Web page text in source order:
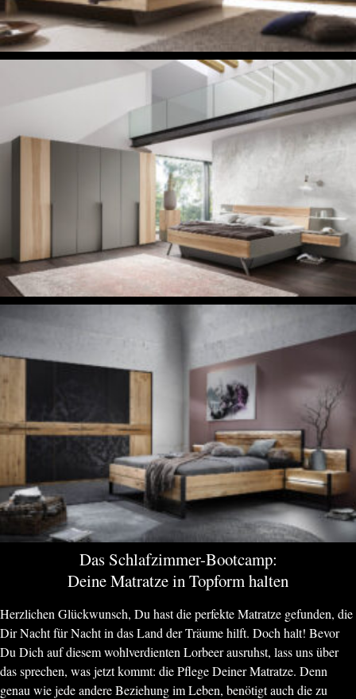
Das Schlafzimmer-Bootcamp:
Deine Matratze in Topform halten
Herzlichen Glückwunsch, Du hast die perfekte Matratze gefunden, die
Dir Nacht für Nacht in das Land der Träume hilft. Doch halt! Bevor
Du Dich auf diesem wohlverdienten Lorbeer ausruhst, lass uns über
das sprechen, was jetzt kommt: die Pflege Deiner Matratze. Denn
genau wie jede andere Beziehung im Leben, benötigt auch die zu